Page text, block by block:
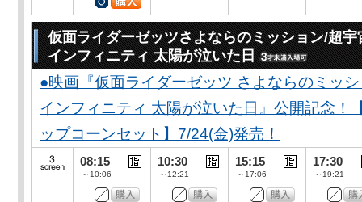
仮面ライダーゼッツさよならのミッション/超
インフィニティ 太陽が泣いた日
●映画『仮面ライダーゼッツ さよならのミッ
インフィニティ 太陽が泣いた日』公開記念！
ップコーンセット】7/24(金)発売！
08:15
～10:06
10:30
～12:21
15:15
～17:06
17:30
～19:21